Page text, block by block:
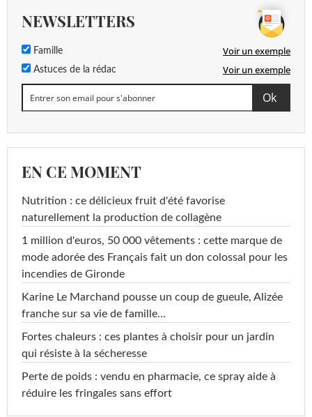
NEWSLETTERS
Famille Voir un exemple
Astuces de la rédac Voir un exemple
EN CE MOMENT
Nutrition : ce délicieux fruit d'été favorise
naturellement la production de collagène
1 million d'euros, 50 000 vêtements : cette marque de
mode adorée des Français fait un don colossal pour les
incendies de Gironde
Karine Le Marchand pousse un coup de gueule, Alizée
franche sur sa vie de famille...
Fortes chaleurs : ces plantes à choisir pour un jardin
qui résiste à la sécheresse
Perte de poids : vendu en pharmacie, ce spray aide à
réduire les fringales sans effort